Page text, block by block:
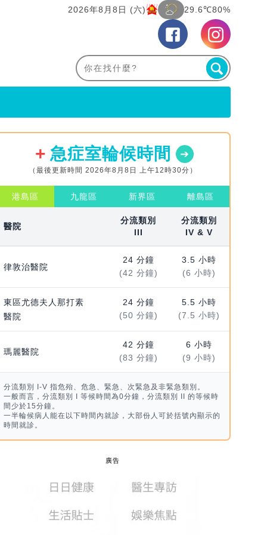
2026年8月8日 (六) 29.6℃80%
急症室輪候時間
（最後更新時間 2026年8月8日 上午12時30分）
港島區 九龍區 新界區 離島區
醫院
分流類別
III
分流類別
IV & V
律敦治醫院
24 分鐘
(42 分鐘)
3.5 小時
(6 小時)
東區尤德夫人那打素
醫院
24 分鐘
(50 分鐘)
5.5 小時
(7.5 小時)
瑪麗醫院
42 分鐘
(83 分鐘)
6 小時
(9 小時)
分流類別 I-V 指危殆、危急、緊急、次緊急及非緊急類別。
一般而言，分流類別 I 等候時間為0分鐘，分流類別 II 的等候時
間少於15分鐘。
一半輪候病人能在以下時間內就診，大部份人可於括號內顯示的
時間就診。
廣告